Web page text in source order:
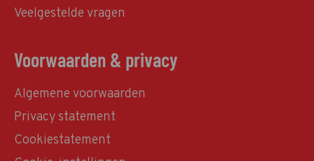
Veelgestelde vragen
Voorwaarden & privacy
Algemene voorwaarden
Privacy statement
Cookiestatement